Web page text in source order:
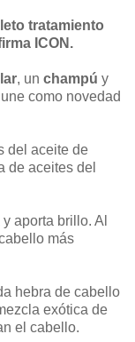
tratamiento
ICON.
, un champú y
como novedad
del aceite de
de aceites del
aporta brillo. Al
más
hebra de cabello
exótica de
el cabello.